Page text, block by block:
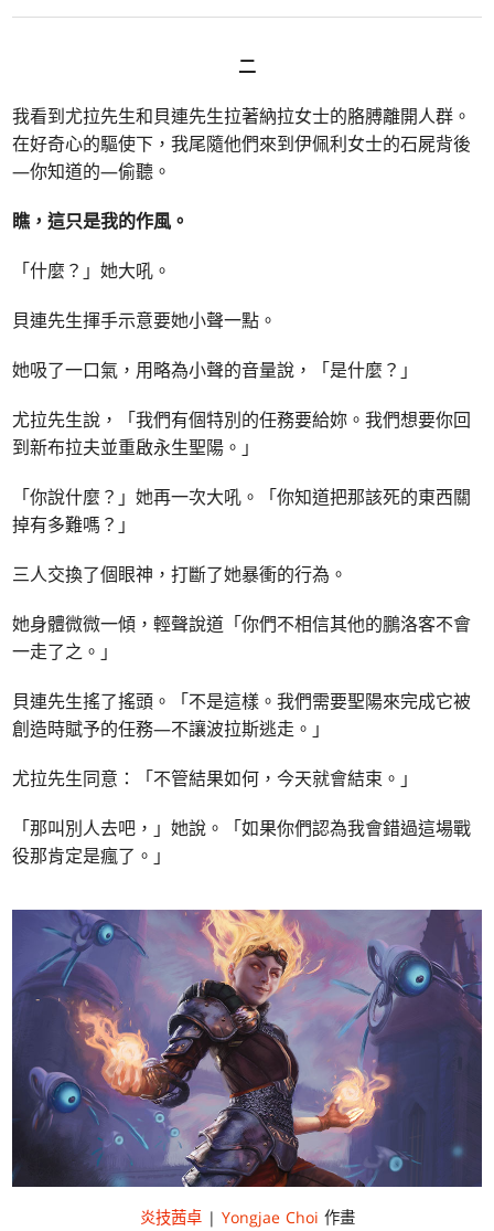
二
我看到尤拉先生和貝連先生拉著納拉女士的胳膊離開人群。
在好奇心的驅使下，我尾隨他們來到伊佩利女士的石屍背後
—你知道的—偷聽。
瞧，這只是我的作風。
「什麼？」她大吼。
貝連先生揮手示意要她小聲一點。
她吸了一口氣，用略為小聲的音量說，「是什麼？」
尤拉先生說，「我們有個特別的任務要給妳。我們想要你回
到新布拉夫並重啟永生聖陽。」
「你說什麼？」她再一次大吼。「你知道把那該死的東西關
掉有多難嗎？」
三人交換了個眼神，打斷了她暴衝的行為。
她身體微微一傾，輕聲說道「你們不相信其他的鵬洛客不會
一走了之。」
貝連先生搖了搖頭。「不是這樣。我們需要聖陽來完成它被
創造時賦予的任務—不讓波拉斯逃走。」
尤拉先生同意：「不管結果如何，今天就會結束。」
「那叫別人去吧，」她說。「如果你們認為我會錯過這場戰
役那肯定是瘋了。」
炎技茜卓| Yongjae Choi 作畫